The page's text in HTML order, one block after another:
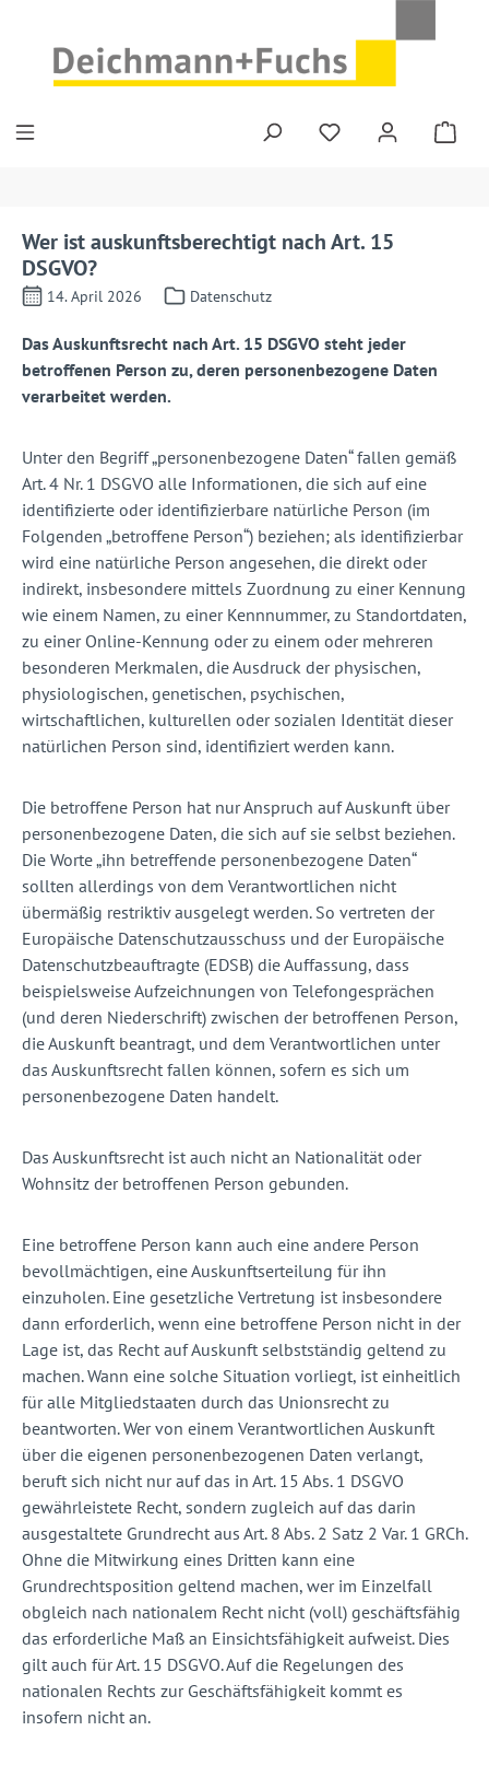
Wer ist auskunftsberechtigt nach Art. 15
DSGVO?
14. April 2026 Datenschutz
Das Auskunftsrecht nach Art. 15 DSGVO steht jeder
betroffenen Person zu, deren personenbezogene Daten
verarbeitet werden.
Unter den Begriff „personenbezogene Daten“ fallen gemäß
Art. 4 Nr. 1 DSGVO alle Informationen, die sich auf eine
identifizierte oder identifizierbare natürliche Person (im
Folgenden „betroffene Person“) beziehen; als identifizierbar
wird eine natürliche Person angesehen, die direkt oder
indirekt, insbesondere mittels Zuordnung zu einer Kennung
wie einem Namen, zu einer Kennnummer, zu Standortdaten,
zu einer Online-Kennung oder zu einem oder mehreren
besonderen Merkmalen, die Ausdruck der physischen,
physiologischen, genetischen, psychischen,
wirtschaftlichen, kulturellen oder sozialen Identität dieser
natürlichen Person sind, identifiziert werden kann.
Die betroffene Person hat nur Anspruch auf Auskunft über
personenbezogene Daten, die sich auf sie selbst beziehen.
Die Worte „ihn betreffende personenbezogene Daten“
sollten allerdings von dem Verantwortlichen nicht
übermäßig restriktiv ausgelegt werden. So vertreten der
Europäische Datenschutzausschuss und der Europäische
Datenschutzbeauftragte (EDSB) die Auffassung, dass
beispielsweise Aufzeichnungen von Telefongesprächen
(und deren Niederschrift) zwischen der betroffenen Person,
die Auskunft beantragt, und dem Verantwortlichen unter
das Auskunftsrecht fallen können, sofern es sich um
personenbezogene Daten handelt.
Das Auskunftsrecht ist auch nicht an Nationalität oder
Wohnsitz der betroffenen Person gebunden.
Eine betroffene Person kann auch eine andere Person
bevollmächtigen, eine Auskunftserteilung für ihn
einzuholen. Eine gesetzliche Vertretung ist insbesondere
dann erforderlich, wenn eine betroffene Person nicht in der
Lage ist, das Recht auf Auskunft selbstständig geltend zu
machen. Wann eine solche Situation vorliegt, ist einheitlich
für alle Mitgliedstaaten durch das Unionsrecht zu
beantworten. Wer von einem Verantwortlichen Auskunft
über die eigenen personenbezogenen Daten verlangt,
beruft sich nicht nur auf das in Art. 15 Abs. 1 DSGVO
gewährleistete Recht, sondern zugleich auf das darin
ausgestaltete Grundrecht aus Art. 8 Abs. 2 Satz 2 Var. 1 GRCh.
Ohne die Mitwirkung eines Dritten kann eine
Grundrechtsposition geltend machen, wer im Einzelfall
obgleich nach nationalem Recht nicht (voll) geschäftsfähig
das erforderliche Maß an Einsichtsfähigkeit aufweist. Dies
gilt auch für Art. 15 DSGVO. Auf die Regelungen des
nationalen Rechts zur Geschäftsfähigkeit kommt es
insofern nicht an.